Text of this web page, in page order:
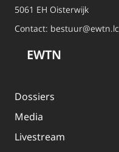
5061 EH Oisterwijk
Contact: bestuur@ewtn.lc
EWTN
Dossiers
Media
Livestream